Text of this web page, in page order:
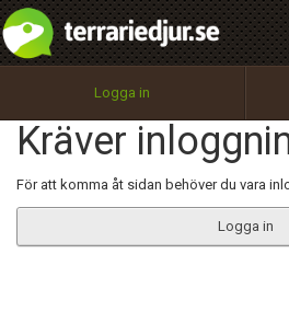
Logga in
Kräver
För att komma åt sidan behöver du vara
Logga in
Utför
100%
OK
integritetspolicy
Namn:
Epost:
Begär nytt lösenord